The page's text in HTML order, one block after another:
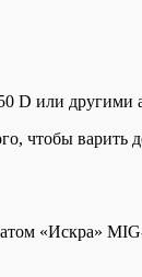
D или другими
чтобы
«Искра»